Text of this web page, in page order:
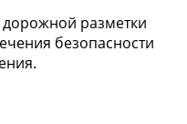
разметки
безопасности